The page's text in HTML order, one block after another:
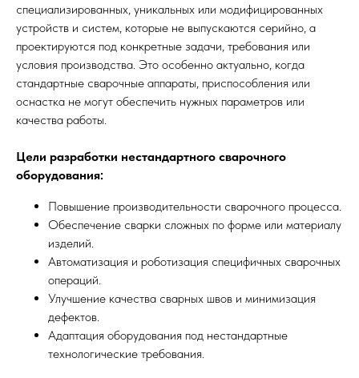
специализированных, уникальных или модифицированных
устройств и систем, которые не выпускаются серийно, а
проектируются под конкретные задачи, требования или
условия производства. Это особенно актуально, когда
стандартные сварочные аппараты, приспособления или
оснастка не могут обеспечить нужных параметров или
качества работы.
Цели разработки нестандартного сварочного
оборудования:
Повышение производительности сварочного процесса.
Обеспечение сварки сложных по форме или материалу
изделий.
Автоматизация и роботизация специфичных сварочных
операций.
Улучшение качества сварных швов и минимизация
дефектов.
Адаптация оборудования под нестандартные
технологические требования.